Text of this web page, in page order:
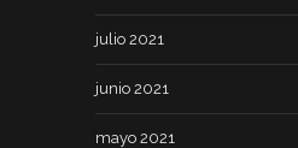
julio 2021
junio 2021
mayo 2021